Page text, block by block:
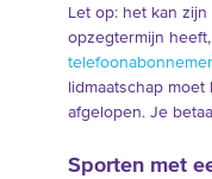
Let op: het kan
opzegtermijn
lidmaatschap
afgelopen. Je
Sporten met